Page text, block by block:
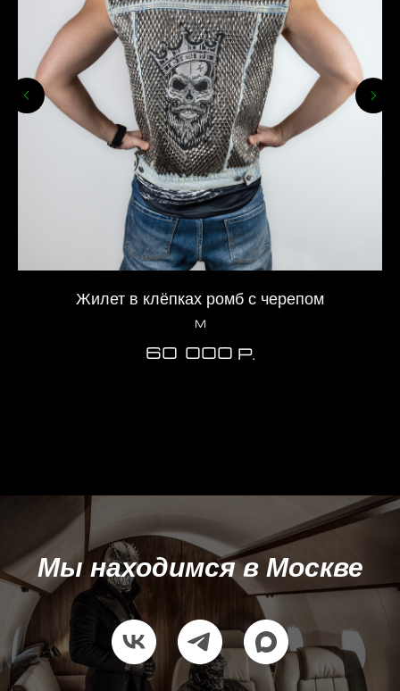
Жилет в клёпках ромб с черепом
М
60 000 р.
Мы находимся в Москве